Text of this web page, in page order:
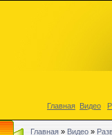
Главная Видео
Главная»Видео»